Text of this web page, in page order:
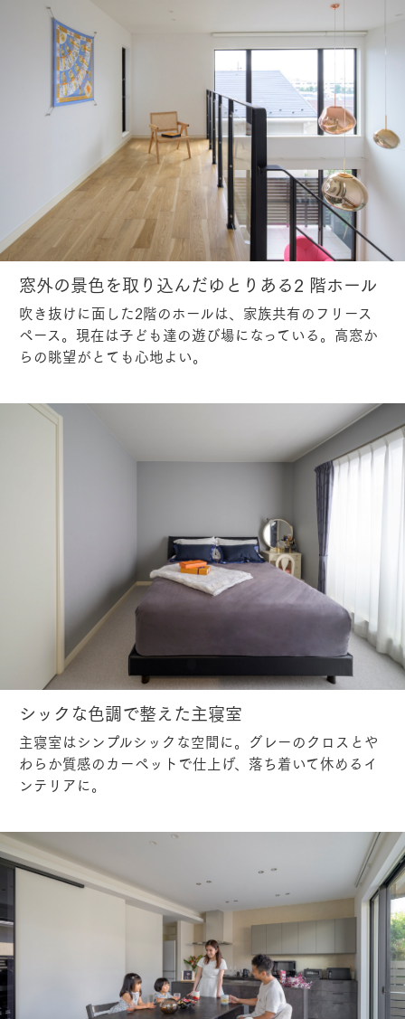
窓外の景色を取り込んだゆとりある2 階ホール
吹き抜けに面した2階のホールは、家族共有のフリース
ペース。現在は子ども達の遊び場になっている。高窓か
らの眺望がとても心地よい。
シックな色調で整えた主寝室
主寝室はシンプルシックな空間に。グレーのクロスとや
わらか質感のカーペットで仕上げ、落ち着いて休めるイ
ンテリアに。